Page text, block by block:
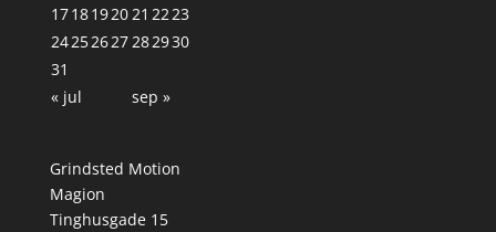
1718192021 2223
24252627282930
31
« jul
sep »
Grindsted Motion
Magion
Tinghusgade 15